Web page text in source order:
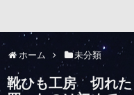
ホーム 未分類
靴ひも工房 切れた